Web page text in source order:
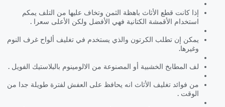
إذا كانت قطع الأثاث باهظة الثمن وتخاف عليها من التلف يمكم
استخدام الأقمشة الكتانية فهي الأفضل ولكن الأعلى سعرا .
يمكن إن تطلب الكرتون والذي يستخدم في تغليف ألواح غرف النوم
وغيرها.
لف المطابخ الخشبية أو المصنوعة من الالومينوم بالبلاستيك الفويل .
من فوائد تغليف الأثاث انه يحافظ على العفش لفترة طويلة جدا من
الوقت .